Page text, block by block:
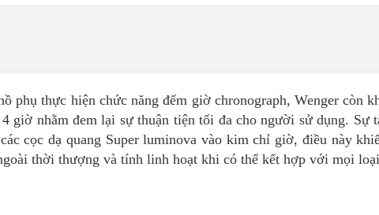
phụ thực hiện chức năng đếm giờ chronograph, Wenger còn
giờ nhằm đem lại sự thuận tiện tối đa cho người sử dụng. Sự
cọc dạ quang Super luminova vào kim chỉ giờ, điều này
thời thượng và tính linh hoạt khi có thể kết hợp với mọi